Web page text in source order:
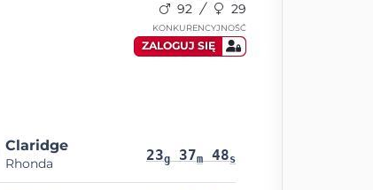
92 29
KONKURENCYJNOŚĆ
ZALOGUJ SIĘ
Claridge
Rhonda 23g 37m 48s